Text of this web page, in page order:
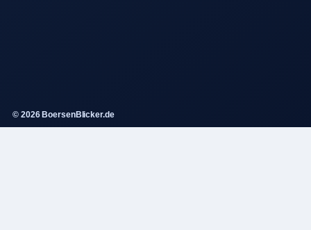
© 2026 BoersenBlicker.de